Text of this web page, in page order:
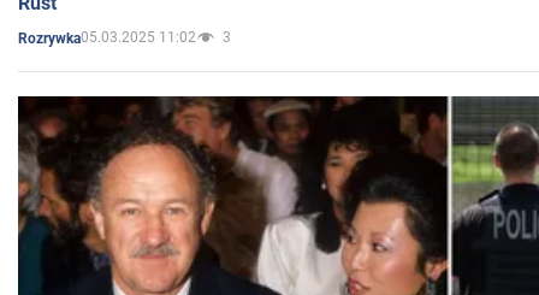
Rozrywka05.03.2025 11:02 3